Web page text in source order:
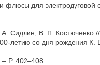
флюсы для электродуговой
А. Сидлин, В. П. Костюченко
летию со дня рождения К.
P. 402–408.